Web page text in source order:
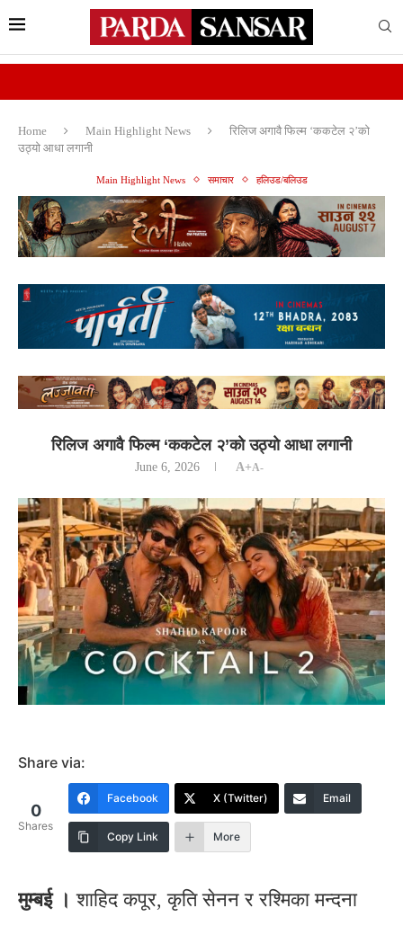
Home Main Highlight News
रिलिज अगावै फिल्म ‘ककटेल २’काे
उठ्याे आधा लगानी
Main Highlight News समाचार हलिउड/बलिउड
रिलिज अगावै फिल्म ‘ककटेल २’काे उठ्याे आधा लगानी
June 6, 2026 A+A-
Share via:
0
Shares
Facebook X (Twitter) Email
Copy Link More
मुम्बई । शाहिद कपूर, कृति सेनन र रश्मिका मन्दना